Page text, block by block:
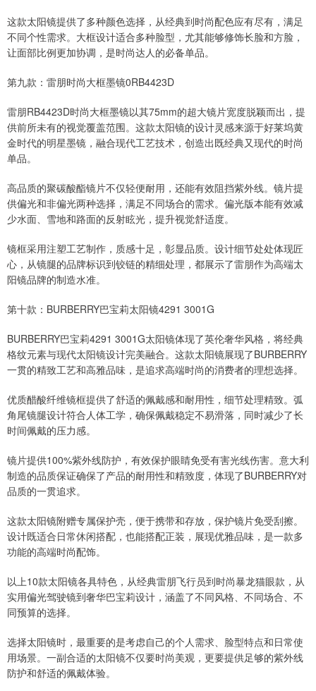
这款太阳镜提供了多种颜色选择，从经典到时尚配色应有尽有，满足
不同个性需求。大框设计适合多种脸型，尤其能够修饰长脸和方脸，
让面部比例更加协调，是时尚达人的必备单品。
第九款：雷朋时尚大框墨镜0RB4423D
雷朋RB4423D时尚大框墨镜以其75mm的超大镜片宽度脱颖而出，提
供前所未有的视觉覆盖范围。这款太阳镜的设计灵感来源于好莱坞黄
金时代的明星墨镜，融合现代工艺技术，创造出既经典又现代的时尚
单品。
高品质的聚碳酸酯镜片不仅轻便耐用，还能有效阻挡紫外线。镜片提
供偏光和非偏光两种选择，满足不同场合的需求。偏光版本能有效减
少水面、雪地和路面的反射眩光，提升视觉舒适度。
镜框采用注塑工艺制作，质感十足，彰显品质。设计细节处处体现匠
心，从镜腿的品牌标识到铰链的精细处理，都展示了雷朋作为高端太
阳镜品牌的制造水准。
第十款：BURBERRY巴宝莉太阳镜4291 3001G
BURBERRY巴宝莉4291 3001G太阳镜体现了英伦奢华风格，将经典
格纹元素与现代太阳镜设计完美融合。这款太阳镜展现了BURBERRY
一贯的精致工艺和高雅品味，是追求高端时尚的消费者的理想选择。
优质醋酸纤维镜框提供了舒适的佩戴感和耐用性，细节处理精致。弧
角尾镜腿设计符合人体工学，确保佩戴稳定不易滑落，同时减少了长
时间佩戴的压力感。
镜片提供100%紫外线防护，有效保护眼睛免受有害光线伤害。意大利
制造的品质保证确保了产品的耐用性和精致度，体现了BURBERRY对
品质的一贯追求。
这款太阳镜附赠专属保护壳，便于携带和存放，保护镜片免受刮擦。
设计既适合日常休闲搭配，也能搭配正装，展现优雅品味，是一款多
功能的高端时尚配饰。
以上10款太阳镜各具特色，从经典雷朋飞行员到时尚暴龙猫眼款，从
实用偏光驾驶镜到奢华巴宝莉设计，涵盖了不同风格、不同场合、不
同预算的选择。
选择太阳镜时，最重要的是考虑自己的个人需求、脸型特点和日常使
用场景。一副合适的太阳镜不仅要时尚美观，更要提供足够的紫外线
防护和舒适的佩戴体验。